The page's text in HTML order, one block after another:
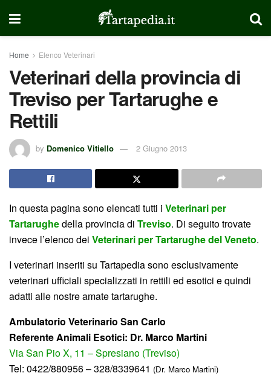
Home Elenco Veterinari
Veterinari della provincia di
Treviso per Tartarughe e
Rettili
by Domenico Vitiello 2 Giugno 2013
In questa pagina sono elencati tutti i Veterinari per
Tartarughedella provincia di Treviso. Di seguito trovate
invece l’elenco dei Veterinari per Tartarughe del Veneto.
I veterinari inseriti su Tartapedia sono esclusivamente
veterinari ufficiali specializzati in rettili ed esotici e quindi
adatti alle nostre amate tartarughe.
Ambulatorio Veterinario San Carlo
Referente Animali Esotici: Dr. Marco Martini
Via San Pio X, 11 – Spresiano (Treviso)
Tel: 0422/880956 – 328/8339641 (Dr. Marco Martini)